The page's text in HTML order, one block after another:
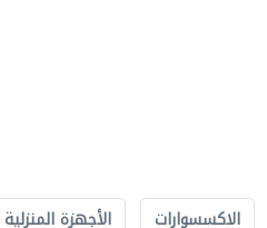
الاكسسوارات الأجهزة المنزلية